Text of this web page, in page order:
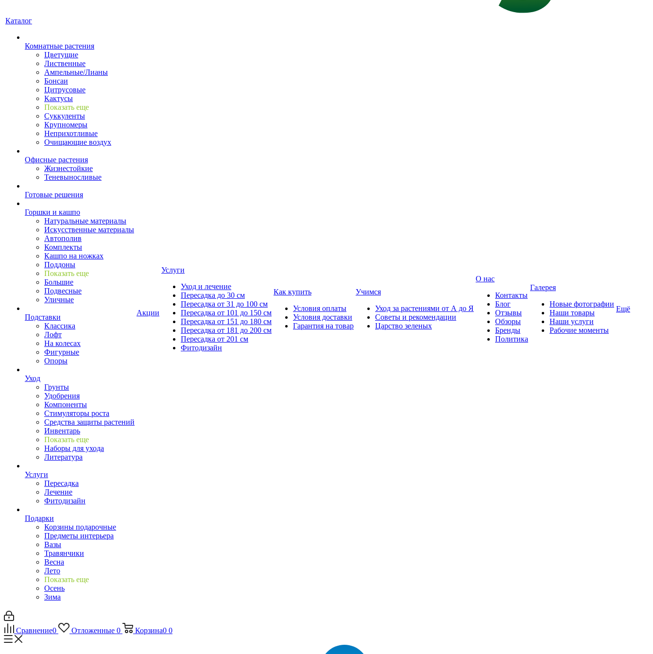
Каталог
Комнатные растения
Цветущие
Лиственные
Ампельные/Лианы
Бонсаи
Цитрусовые
Кактусы
Показать еще
Суккуленты
Крупномеры
Неприхотливые
Очищающие воздух
Офисные растения
Жизнестойкие
Теневыносливые
Готовые решения
Горшки и кашпо
Натуральные материалы
Искусственные материалы
Автополив
Комплекты
Кашпо на ножках
Поддоны
Показать еще
Большие
Подвесные
Уличные
Подставки
Классика
Лофт
На колесах
Фигурные
Опоры
Уход
Грунты
Удобрения
Компоненты
Стимуляторы роста
Средства защиты растений
Инвентарь
Показать еще
Наборы для ухода
Литература
Услуги
Пересадка
Лечение
Фитодизайн
Подарки
Корзины подарочные
Предметы интерьера
Вазы
Травянчики
Весна
Лето
Показать еще
Осень
Зима
Акции
Услуги
Уход и лечение
Пересадка до 30 см
Пересадка от 31 до 100 см
Пересадка от 101 до 150 см
Пересадка от 151 до 180 см
Пересадка от 181 до 200 см
Пересадка от 201 см
Фитодизайн
Как купить
Условия оплаты
Условия доставки
Гарантия на товар
Учимся
Уход за растениями от А до Я
Советы и рекомендации
Царство зеленых
О нас
Контакты
Блог
Отзывы
Обзоры
Бренды
Политика
Галерея
Новые фотографии
Наши товары
Наши услуги
Рабочие моменты
Ещё
Сравнение0 Отложенные 0 Корзина0 0